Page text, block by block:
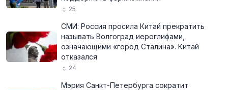
25
СМИ: Россия просила Китай прекратить
называть Волгоград иероглифами,
означающими «город Сталина». Китай
отказался
24
Мэрия Санкт-Петербурга сократит